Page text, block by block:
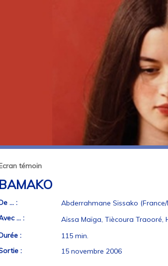
témoin
BAMAKO
... :
Abderrahmane Sissako
... :
Aïssa Maïga, Tiècoura Traooré,
:
115 min.
:
15 novembre 2006